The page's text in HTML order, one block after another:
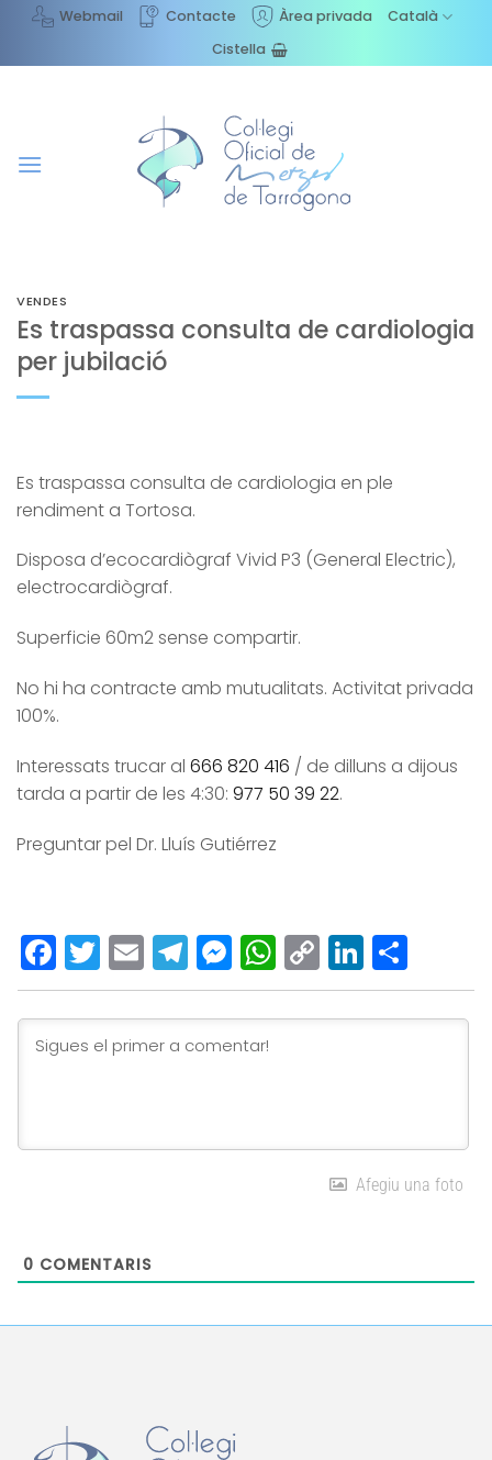
content
Webmail Contacte Àrea privada
Català
Cistella
VENDES
Es traspassa consulta de cardiologia
per jubilació
Es traspassa consulta de cardiologia en ple
rendiment a Tortosa.
Disposa d’ecocardiògraf Vivid P3 (General Electric),
electrocardiògraf.
Superficie 60m2 sense compartir.
No hi ha contracte amb mutualitats. Activitat privada
100%.
Interessats trucar al 666 820 416 / de dilluns a dijous
tarda a partir de les 4:30: 977 50 39 22.
Preguntar pel Dr. Lluís Gutiérrez
Facebook
Twitter
EmailTelegram
Messenger
WhatsApp
Copy
Link
Afegiu una foto
0 COMENTARIS